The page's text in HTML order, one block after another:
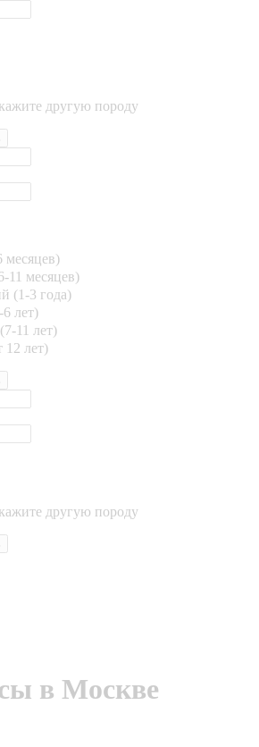
другую породу
11 месяцев)
(1-3 года)
лет)
11 лет)
лет)
другую породу
в Москве